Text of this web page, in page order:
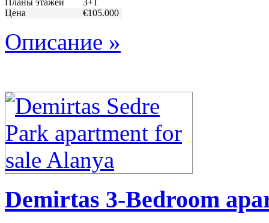
Цена
€105.000
Описание »
Demirtas 3-Bedroom